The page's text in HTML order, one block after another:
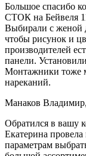
Большое спасибо
СТОК на Бейвеля
Выбирали с женой
чтобы рисунок и
производителей
панели.
Монтажники тоже
нареканий.
Манаков
Обратился в вашу
Екатерина
параметрам